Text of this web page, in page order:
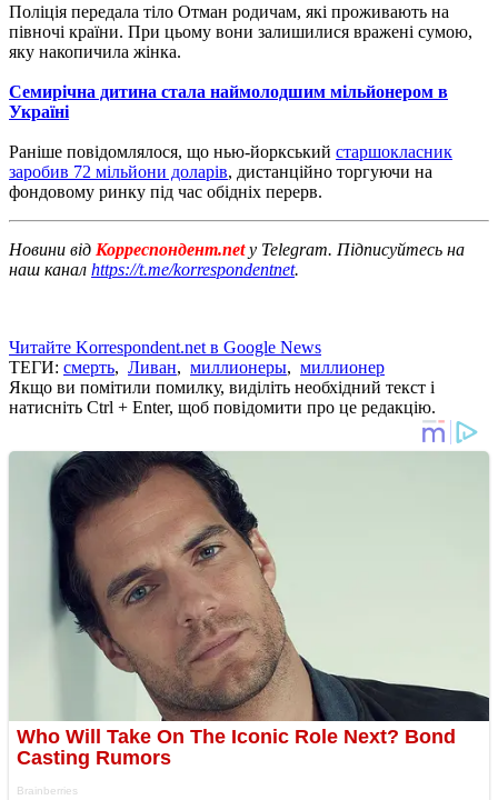
Поліція передала тіло Отман родичам, які проживають на
півночі країни. При цьому вони залишилися вражені сумою,
яку накопичила жінка.
Семирічна дитина стала наймолодшим мільйонером в
Україні
Раніше повідомлялося, що нью-йоркський старшокласник
заробив 72 мільйони доларів, дистанційно торгуючи на
фондовому ринку під час обідніх перерв.
Новини від Корреспондент.netу Telegram. Підписуйтесь на
наш канал https://t.me/korrespondentnet.
Читайте Korrespondent.net в Google News
ТЕГИ: смерть, Ливан, миллионеры, миллионер
Якщо ви помітили помилку, виділіть необхідний текст і
натисніть Ctrl + Enter, щоб повідомити про це редакцію.